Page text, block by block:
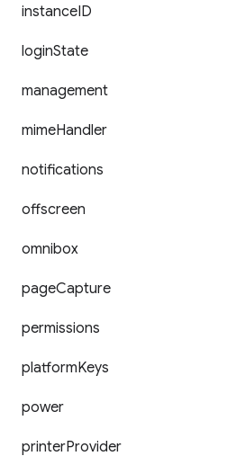
instanceID
loginState
management
mimeHandler
notifications
offscreen
omnibox
pageCapture
permissions
platformKeys
power
printerProvider